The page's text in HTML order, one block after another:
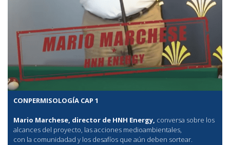
CONPERMISOLOGÍA CAP 1
Mario Marchese, director de HNH Energy, conversa sobre los
alcances del proyecto, las acciones medioambientales,
con la comunidadad y los desafíos que aún deben sortear.